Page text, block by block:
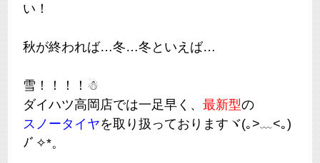
い！
秋が終われば…冬…冬といえば…
雪！！！！☃
ダイハツ高岡店では一足早く、最新型の
スノータイヤを取り扱っておりますヾ(｡>﹏<｡)
ﾉﾞ✧*。